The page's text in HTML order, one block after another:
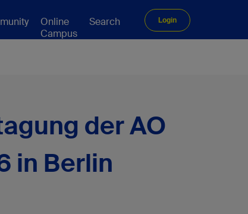
Online
Campus
Search Login
der AO
in Berlin